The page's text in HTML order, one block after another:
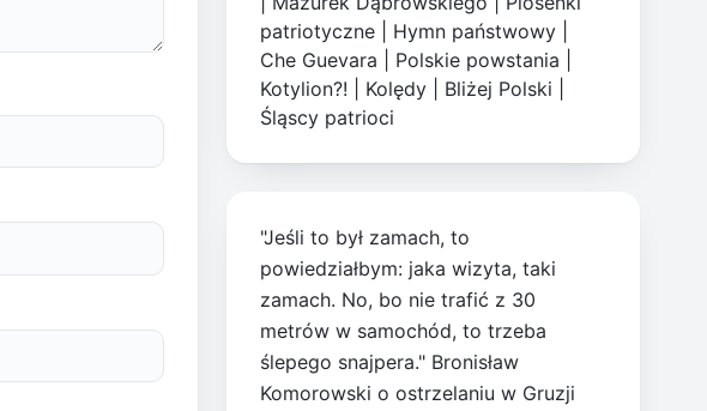
patriotyczne
Hymn państwowy
Che Guevara
Polskie powstania
Kotylion?!
Kolędy Bliżej Polski
Śląscy patrioci
"Jeśli to był zamach, to
powiedziałbym: jaka wizyta, taki
zamach. No, bo nie trafić z 30
metrów w samochód, to trzeba
ślepego snajpera." Bronisław
Komorowski o ostrzelaniu w Gruzji